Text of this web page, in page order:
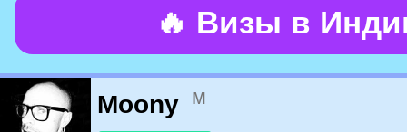
🔥 Визы в
Moony м